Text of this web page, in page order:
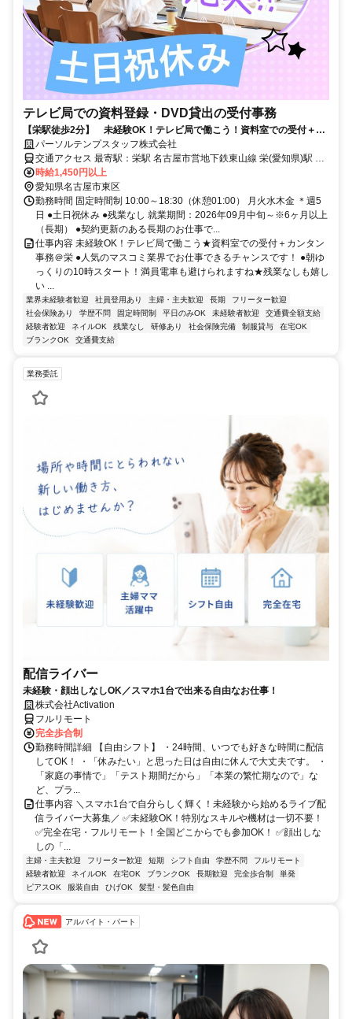
テレビ局での資料登録・DVD貸出の受付事務
【栄駅徒歩2分】 未経験OK！テレビ局で働こう！資料室での受付＋カ
ンタン事務＠栄
パーソルテンプスタッフ株式会社
交通アクセス 最寄駅：栄駅 名古屋市営地下鉄東山線 栄(愛知県)駅 徒
歩2分 名古屋市営地下鉄名城線 久屋大通駅 徒歩5分 栄地下直結です♪
桜通線・瀬戸線もOK！
時給1,450円以上
愛知県名古屋市東区
勤務時間 固定時間制 10:00～18:30（休憩01:00） 月火水木金 ＊週5
日 ●土日祝休み ●残業なし 就業期間：2026年09月中旬～※6ヶ月以上
（長期） ●契約更新のある長期のお仕事で...
仕事内容 未経験OK！テレビ局で働こう★資料室での受付＋カンタン
事務＠栄 ●人気のマスコミ業界でお仕事できるチャンスです！ ●朝ゆ
っくりの10時スタート！満員電車も避けられますね★残業なしも嬉し
い ...
業界未経験者歓迎 社員登用あり 主婦・主夫歓迎 長期
フリーター歓迎
社会保険あり
学歴不問 固定時間制 平日のみOK 未経験者歓迎
交通費全額支給
経験者歓迎
ネイルOK 残業なし 研修あり 社会保険完備 制服貸与
在宅OK
ブランクOK
交通費支給
業務委託
配信ライバー
未経験・顔出しなしOK／スマホ1台で出来る自由なお仕事！
株式会社Activation
フルリモート
完全歩合制
勤務時間詳細 【自由シフト】 ・24時間、いつでも好きな時間に配信
してOK！ ・「休みたい」と思った日は自由に休んで大丈夫です。 ・
「家庭の事情で」「テスト期間だから」「本業の繁忙期なので」な
ど、プラ...
仕事内容 ＼スマホ1台で自分らしく輝く！未経験から始めるライブ配
信ライバー大募集／ ✅未経験OK！特別なスキルや機材は一切不要！
✅完全在宅・フルリモート！全国どこからでも参加OK！ ✅顔出しな
しの「...
主婦・主夫歓迎 フリーター歓迎 短期 シフト自由 学歴不問
フルリモート
経験者歓迎
ネイルOK 在宅OK ブランクOK 長期歓迎 完全歩合制
単発
ピアスOK
服装自由 ひげOK 髪型・髪色自由
アルバイト・パート